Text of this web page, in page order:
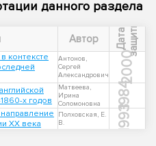
данного раздела
Автор Д
а
т
а
з
а
щ
и
т ы
контексте
Антонов,
Сергей
Александрович
2000
х годов
Матвеева,
Ирина
Соломоновна
1984
ХХ века
Полховская, Е.
В.
1993